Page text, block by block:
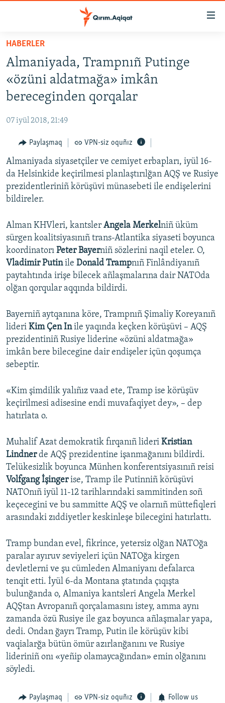
Esas
qaytmaq
Baş
navigatsiyağa
qaytmaq
Qıdıruvğa
qaytmaq
HABERLER
İQTİSADİYAT
MEDENİYET
İNSAN AQLARI
VİDEO
SÜRET
BLOGLAR
Русский
Українською
QOŞULIÑIZ!
RFE/RS bütün saytları
HABERLER
Almaniyada, Trampnıñ Putinge
«özüni aldatmağa» imkân
bereceginden qorqalar
07 iyül 2018, 21:49
Paylaşmaq VPN-siz oquñız
Almaniyada siyasetçiler ve cemiyet erbapları, iyül 16-
da Helsinkide keçirilmesi planlaştırılğan AQŞ ve Rusiye
prezidentleriniñ körüşüvi münasebeti ile endişelerini
bildireler.
Alman KHVleri, kantsler Angela Merkelniñ üküm
sürgen koalitsiyasınıñ trans-Atlantika siyaseti boyunca
koordinatorı Peter Bayerniñ sözlerini naqil eteler. O,
Vladimir Putinile Donald Trampnıñ Finlândiyanıñ
paytahtında irişe bilecek añlaşmalarına dair NATOda
olğan qorqular aqqında bildirdi.
Bayerniñ aytqanına köre, Trampnıñ Şimaliy Koreyanıñ
lideri Kim Çen Inile yaqında keçken körüşüvi – AQŞ
prezidentiniñ Rusiye liderine «özüni aldatmağa»
imkân bere bilecegine dair endişeler içün qoşumça
sebeptir.
«Kim şimdilik yalıñız vaad ete, Tramp ise körüşüv
keçirilmesi adisesine endi muvafaqiyet dey», – dep
hatırlata o.
Muhalif Azat demokratik fırqanıñ lideri Kristian
Lindnerde AQŞ prezidentine işanmağanını bildirdi.
Telükesizlik boyunca Münhen konferentsiyasınıñ reisi
Volfgang İşingerise, Tramp ile Putinniñ körüşüvi
NATOnıñ iyül 11-12 tarihlarındaki sammitinden soñ
keçecegini ve bu sammitte AQŞ ve olarnıñ müttefiqleri
arasındaki zıddiyetler keskinleşe bilecegini hatırlattı.
Tramp bundan evel, fikrince, yetersiz olğan NATOğa
paralar ayıruv seviyeleri içün NATOğa kirgen
devletlerni ve şu cümleden Almaniyanı defalarca
tenqit etti. İyül 6-da Montana ştatında çıqışta
bulunğanda o, Almaniya kantsleri Angela Merkel
AQŞtan Avropanıñ qorçalamasını istey, amma aynı
zamanda özü Rusiye ile gaz boyunca añlaşmalar yapa,
dedi. Ondan ğayrı Tramp, Putin ile körüşüv kibi
vaqialarğa bütün ömür azırlanğanını ve Rusiye
lideriniñ onı «yeñip olamaycağından» emin olğanını
söyledi.
Paylaşmaq VPN-siz oquñız Follow us